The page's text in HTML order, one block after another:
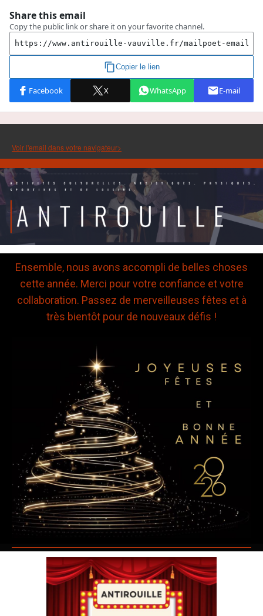
Voir l'email dans votre navigateur>
Ensemble, nous avons accompli de belles choses
cette année. Merci pour votre confiance et votre
collaboration. Passez de merveilleuses fêtes et à
très bientôt pour de nouveaux défis !